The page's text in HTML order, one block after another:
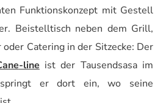
Funktionskonzept mit Gestell
Beistelltisch neben dem Grill,
oder Catering in der Sitzecke: Der
-line ist der Tausendsasa im
springt er dort ein, wo seine